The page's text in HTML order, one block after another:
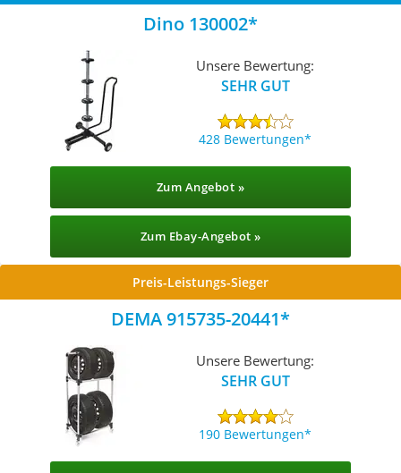
Dino 130002
Unsere Bewertung:
SEHR GUT
428 Bewertungen
Zum Angebot »
Zum Ebay-Angebot »
Preis-Leistungs-Sieger
DEMA 915735-20441
Unsere Bewertung:
SEHR GUT
190 Bewertungen